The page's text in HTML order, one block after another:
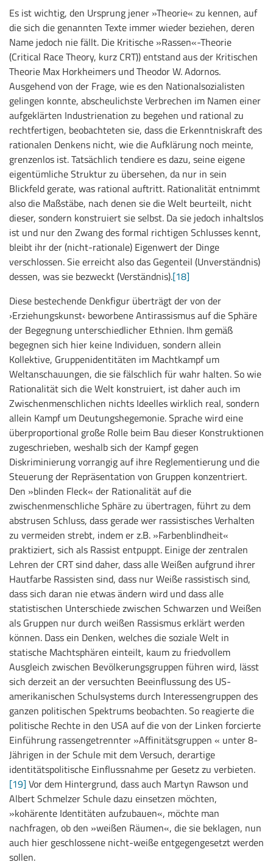
Es ist wichtig, den Ursprung jener »Theorie« zu kennen, auf
die sich die genannten Texte immer wieder beziehen, deren
Name jedoch nie fällt. Die Kritische »Rassen«-Theorie
(Critical Race Theory, kurz CRT)) entstand aus der Kritischen
Theorie Max Horkheimers und Theodor W. Adornos.
Ausgehend von der Frage, wie es den Nationalsozialisten
gelingen konnte, abscheulichste Verbrechen im Namen einer
aufgeklärten Industrienation zu begehen und rational zu
rechtfertigen, beobachteten sie, dass die Erkenntniskraft des
rationalen Denkens nicht, wie die Aufklärung noch meinte,
grenzenlos ist. Tatsächlich tendiere es dazu, seine eigene
eigentümliche Struktur zu übersehen, da nur in sein
Blickfeld gerate, was rational auftritt. Rationalität entnimmt
also die Maßstäbe, nach denen sie die Welt beurteilt, nicht
dieser, sondern konstruiert sie selbst. Da sie jedoch inhaltslos
ist und nur den Zwang des formal richtigen Schlusses kennt,
bleibt ihr der (nicht-rationale) Eigenwert der Dinge
verschlossen. Sie erreicht also das Gegenteil (Unverständnis)
dessen, was sie bezweckt (Verständnis).[18]
Diese bestechende Denkfigur überträgt der von der
›Erziehungskunst‹ beworbene Antirassismus auf die Sphäre
der Begegnung unterschiedlicher Ethnien. Ihm gemäß
begegnen sich hier keine Individuen, sondern allein
Kollektive, Gruppenidentitäten im Machtkampf um
Weltanschauungen, die sie fälschlich für wahr halten. So wie
Rationalität sich die Welt konstruiert, ist daher auch im
Zwischenmenschlichen nichts Ideelles wirklich real, sondern
allein Kampf um Deutungshegemonie. Sprache wird eine
überproportional große Rolle beim Bau dieser Konstruktionen
zugeschrieben, weshalb sich der Kampf gegen
Diskriminierung vorrangig auf ihre Reglementierung und die
Steuerung der Repräsentation von Gruppen konzentriert.
Den »blinden Fleck« der Rationalität auf die
zwischenmenschliche Sphäre zu übertragen, führt zu dem
abstrusen Schluss, dass gerade wer rassistisches Verhalten
zu vermeiden strebt, indem er z.B. »Farbenblindheit«
praktiziert, sich als Rassist entpuppt. Einige der zentralen
Lehren der CRT sind daher, dass alle Weißen aufgrund ihrer
Hautfarbe Rassisten sind, dass nur Weiße rassistisch sind,
dass sich daran nie etwas ändern wird und dass alle
statistischen Unterschiede zwischen Schwarzen und Weißen
als Gruppen nur durch weißen Rassismus erklärt werden
können. Dass ein Denken, welches die soziale Welt in
statische Machtsphären einteilt, kaum zu friedvollem
Ausgleich zwischen Bevölkerungsgruppen führen wird, lässt
sich derzeit an der versuchten Beeinflussung des US-
amerikanischen Schulsystems durch Interessengruppen des
ganzen politischen Spektrums beobachten. So reagierte die
politische Rechte in den USA auf die von der Linken forcierte
Einführung rassengetrennter »Affinitätsgruppen « unter 8-
Jährigen in der Schule mit dem Versuch, derartige
identitätspolitische Einflussnahme per Gesetz zu verbieten.
[19] Vor dem Hintergrund, dass auch Martyn Rawson und
Albert Schmelzer Schule dazu einsetzen möchten,
»kohärente Identitäten aufzubauen«, möchte man
nachfragen, ob den »weißen Räumen«, die sie beklagen, nun
auch hier geschlossene nicht-weiße entgegengesetzt werden
sollen.